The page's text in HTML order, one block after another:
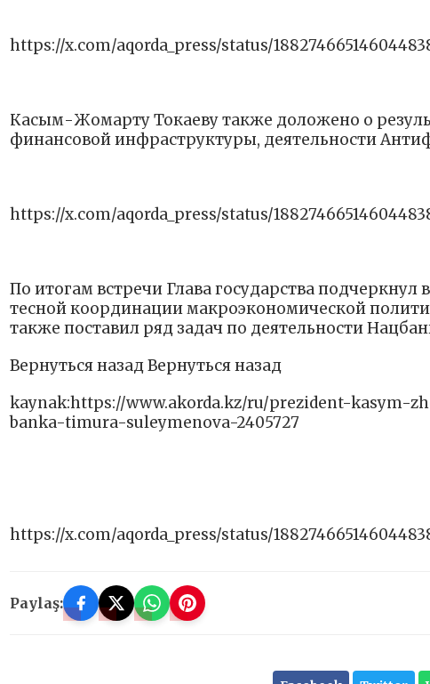
https://x.com/aqorda_press/status/
Касым-Жомарту Токаеву также доложено о
финансовой инфраструктуры, деятельности
https://x.com/aqorda_press/status/
По итогам встречи Глава государства
тесной координации макроэкономической
также поставил ряд задач по деятельности
Вернуться назад Вернуться назад
kaynak:https://www.akorda.kz/ru/prezident-kasym-
banka-timura-suleymenova-2405727
https://x.com/aqorda_press/status/
Paylaş: